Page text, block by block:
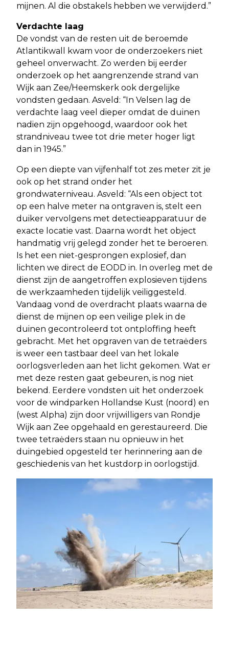
mijnen. Al die obstakels hebben we verwijderd.”
Verdachte laag
De vondst van de resten uit de beroemde
Atlantikwall kwam voor de onderzoekers niet
geheel onverwacht. Zo werden bij eerder
onderzoek op het aangrenzende strand van
Wijk aan Zee/Heemskerk ook dergelijke
vondsten gedaan. Asveld: “In Velsen lag de
verdachte laag veel dieper omdat de duinen
nadien zijn opgehoogd, waardoor ook het
strandniveau twee tot drie meter hoger ligt
dan in 1945.”
Op een diepte van vijfenhalf tot zes meter zit je
ook op het strand onder het
grondwaterniveau. Asveld: “Als een object tot
op een halve meter na ontgraven is, stelt een
duiker vervolgens met detectieapparatuur de
exacte locatie vast. Daarna wordt het object
handmatig vrij gelegd zonder het te beroeren.
Is het een niet-gesprongen explosief, dan
lichten we direct de EODD in. In overleg met de
dienst zijn de aangetroffen explosieven tijdens
de werkzaamheden tijdelijk veiliggesteld.
Vandaag vond de overdracht plaats waarna de
dienst de mijnen op een veilige plek in de
duinen gecontroleerd tot ontploffing heeft
gebracht. Met het opgraven van de tetraėders
is weer een tastbaar deel van het lokale
oorlogsverleden aan het licht gekomen. Wat er
met deze resten gaat gebeuren, is nog niet
bekend. Eerdere vondsten uit het onderzoek
voor de windparken Hollandse Kust (noord) en
(west Alpha) zijn door vrijwilligers van Rondje
Wijk aan Zee opgehaald en gerestaureerd. Die
twee tetraėders staan nu opnieuw in het
duingebied opgesteld ter herinnering aan de
geschiedenis van het kustdorp in oorlogstijd.